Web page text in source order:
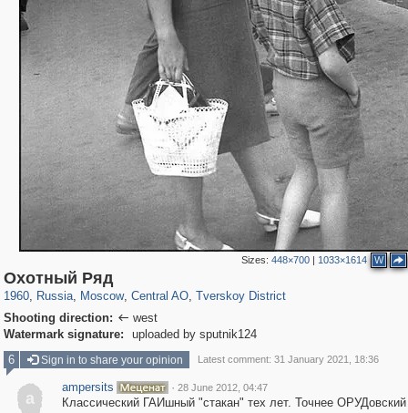
Sizes:448×700 | 1033×1614 W
Охотный Ряд
1960, Russia
1,407,351
, Moscow
319,882 8,286
, Central AO
160,021
, Tverskoy District
Shooting direction:  west
Watermark signature:
uploaded by sputnik124
6
Sign in to share your opinion Latest comment: 31 January 2021, 18:36
a
ampersits · 28 June 2012, 04:47
Классический ГАИшный "стакан" тех лет. Точнее ОРУДовский